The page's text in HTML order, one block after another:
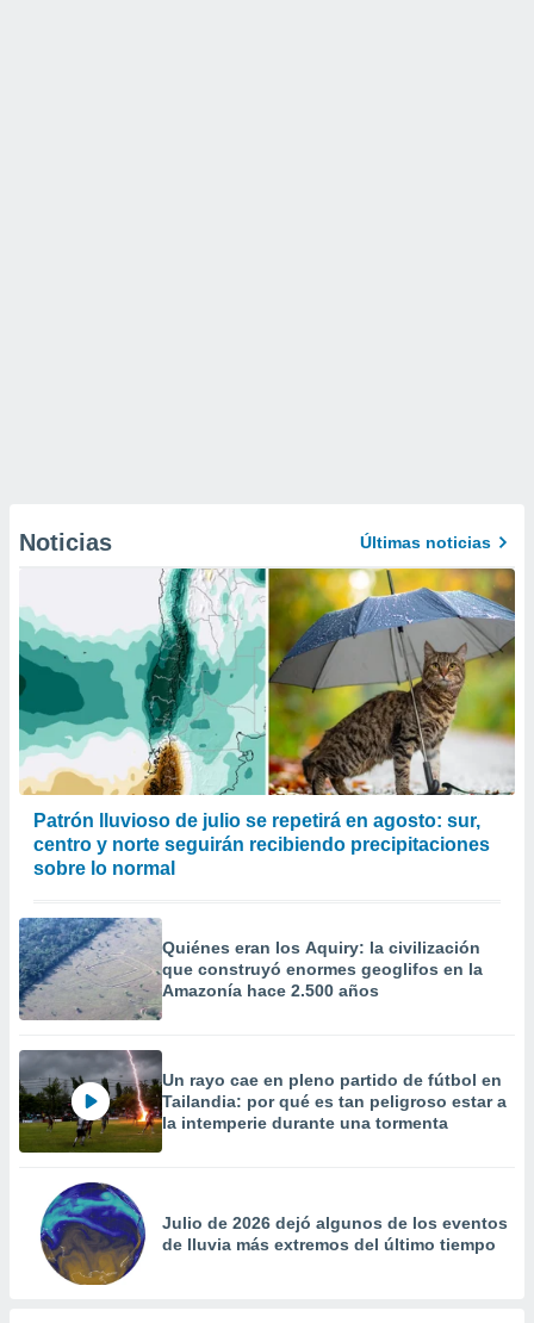
Noticias Últimas noticias
Patrón lluvioso de julio se repetirá en agosto: sur,
centro y norte seguirán recibiendo precipitaciones
sobre lo normal
Quiénes eran los Aquiry: la civilización
que construyó enormes geoglifos en la
Amazonía hace 2.500 años
Un rayo cae en pleno partido de fútbol en
Tailandia: por qué es tan peligroso estar a
la intemperie durante una tormenta
Julio de 2026 dejó algunos de los eventos
de lluvia más extremos del último tiempo